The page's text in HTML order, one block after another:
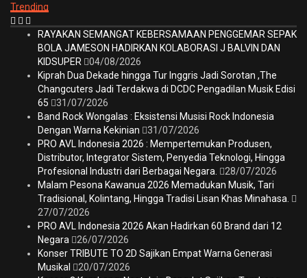
Trending
RAYAKAN SEMANGAT KEBERSAMAAN PENGGEMAR SEPAK
BOLA JAMESON HADIRKAN KOLABORASI J BALVIN DAN
KIDSUPER
04/08/2026
Kiprah Dua Dekade hingga Tur Inggris Jadi Sorotan ,The
Changcuters Jadi Terdakwa di DCDC Pengadilan Musik Edisi
65
31/07/2026
Band Rock Wongalas : Eksistensi Musisi Rock Indonesia
Dengan Warna Kekinian
31/07/2026
PRO AVL Indonesia 2026 : Mempertemukan Produsen,
Distributor, Integrator Sistem, Penyedia Teknologi, Hingga
Profesional Industri dari Berbagai Negara.
28/07/2026
Malam Pesona Kawanua 2026 Memadukan Musik, Tari
Tradisional, Kolintang, Hingga Tradisi Lisan Khas Minahasa.
27/07/2026
PRO AVL Indonesia 2026 Akan Hadirkan 60 Brand dari 12
Negara
26/07/2026
Konser TRIBUTE TO 2D Sajikan Empat Warna Generasi
Musikal
20/07/2026